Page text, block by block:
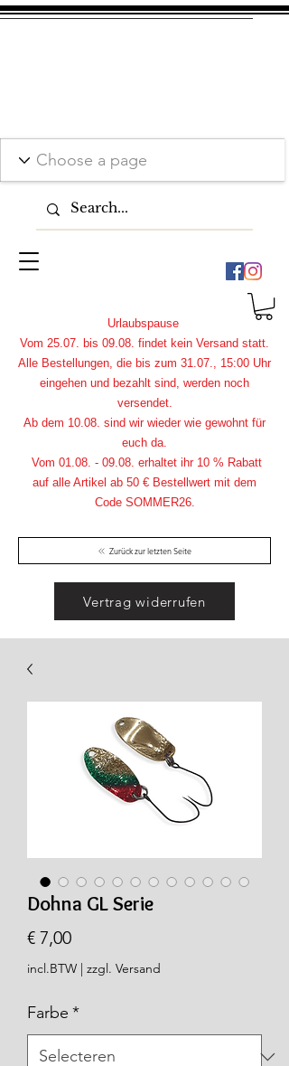
Zurück zur letzten Seite
Urlaubspause
Vom 25.07. bis 09.08. findet kein Versand statt.
Alle Bestellungen, die bis zum 31.07., 15:00 Uhr
eingehen und bezahlt sind, werden noch
versendet.
Ab dem 10.08. sind wir wieder wie gewohnt für
euch da.
Vom 01.08. - 09.08. erhaltet ihr 10 % Rabatt
auf alle Artikel ab 50 € Bestellwert mit dem
Code SOMMER26.
Vertrag widerrufen
Dohna GL Serie
€ 7,00Prijs
incl.BTW | zzgl. Versand
Farbe *